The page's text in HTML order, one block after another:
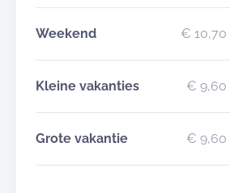
Weekend € 10,70
Kleine vakanties € 9,60
Grote vakantie € 9,60